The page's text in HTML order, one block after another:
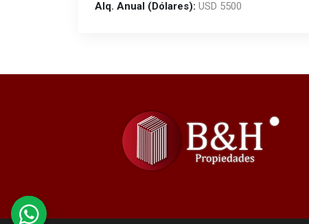
Alq. Anual (Dólares): USD 5500